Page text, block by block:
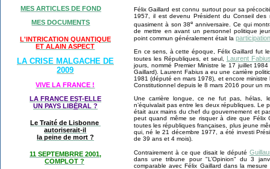
MES ARTICLES DE FOND
MES DOCUMENTS
L'INTRICATION QUANTIQUE
ET ALAIN ASPECT
LA CRISE MALGACHE DE
2009
VIVE LA FRANCE !
LA FRANCE EST-ELLE
UN PAYS LIBÉRAL ?
Le Traité de Lisbonne
autoriserait-il
la peine de mort ?
11 SEPTEMBRRE 2001,
COMPLOT ?
Félix Gaillard est connu surtout pour sa
1957, il est devenu Président du Conseil des
quasiment à son 38e anniversaire. Ce qui
de mettre en avant un personnel politique
point commun généralement était la
En ce sens, à cette époque, Félix Gaillard fut
toutes les Républiques, et seul,
Laurent
jours, nommé Premier Ministre le 17 juillet
Gaillard). Laurent Fabius a eu une carrière
1981 (député en mars 1978), et encore
Constitutionnel depuis le 8 mars 2016 pour un
Une carrière longue, ce ne fut pas, hélas,
n’équivalait pas entre les deux républiques. Le
était aux mains du chef du gouvernement et
peut quand même se risquer à dire que Félix
toutes les républiques françaises, plus jeune
qui, né le 21 décembre 1977, a été investi
de 39 ans et 4 mois).
Contrairement à ce que disait le député
dans une tribune pour "L’Opinion" du 3
comparable avec Félix Gaillard dans la